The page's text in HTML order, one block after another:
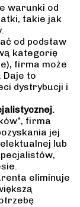
warunki od
takie jak
od podstaw
kategorię
firma może
Daje to
dystrybucji i
firma
jej
lub
eliminuje